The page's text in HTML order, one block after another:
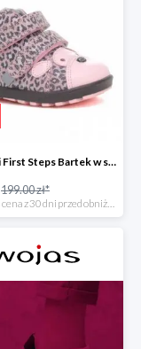
Buty Mini First Steps Bartek w super cenie
199.00 zł*
*najniższa cena z 30 dni przed obniżką